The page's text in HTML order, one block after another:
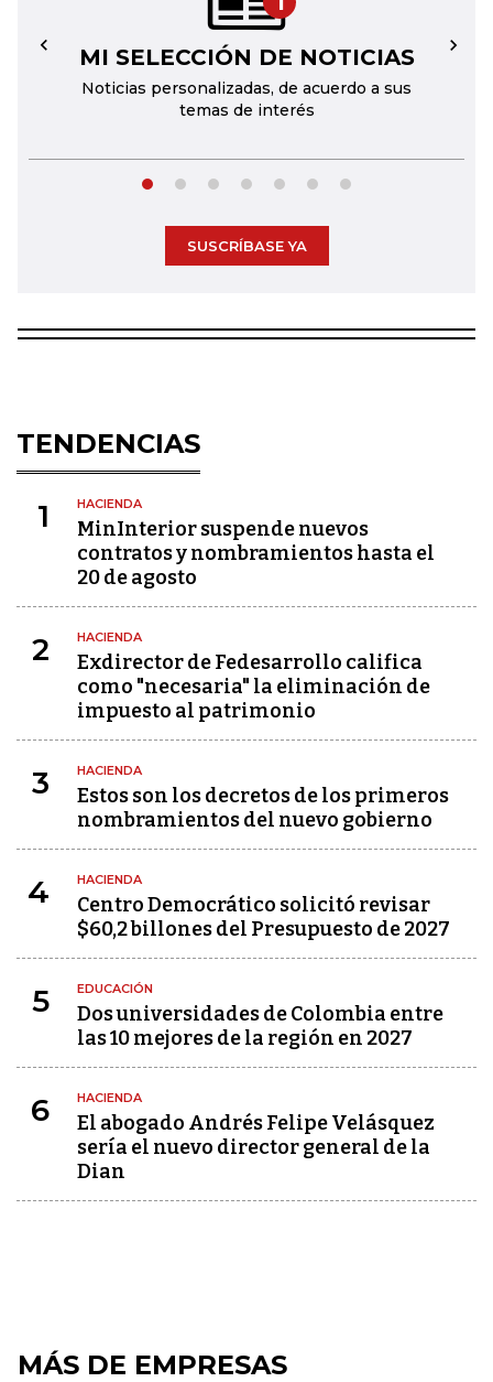
MI SELECCIÓN DE NOTICIAS
Noticias personalizadas, de acuerdo a sus
temas de interés
← →
SUSCRÍBASE YA
TENDENCIAS
1 HACIENDA
MinInterior suspende nuevos
contratos y nombramientos hasta el
20 de agosto
2 HACIENDA
Exdirector de Fedesarrollo califica
como "necesaria" la eliminación de
impuesto al patrimonio
3 HACIENDA
Estos son los decretos de los primeros
nombramientos del nuevo gobierno
4 HACIENDA
Centro Democrático solicitó revisar
$60,2 billones del Presupuesto de 2027
5 EDUCACIÓN
Dos universidades de Colombia entre
las 10 mejores de la región en 2027
6 HACIENDA
El abogado Andrés Felipe Velásquez
sería el nuevo director general de la
Dian
MÁS DE EMPRESAS